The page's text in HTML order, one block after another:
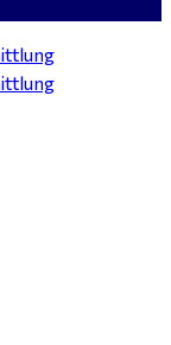
- TZ 20-